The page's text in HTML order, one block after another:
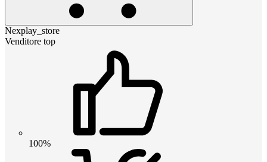
Nexplay_store
Venditore top
100%